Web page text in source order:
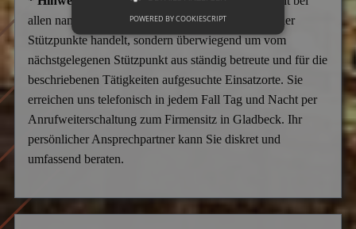
allen namentlich aufgeführten Städten um Büros oder
Stützpunkte handelt, sondern überwiegend um vom
nächstgelegenen Stützpunkt aus ständig betreute und für die
beschriebenen Tätigkeiten aufgesuchte Einsatzorte. Sie
erreichen uns telefonisch in jedem Fall Tag und Nacht per
Anrufweiterschaltung zum Firmensitz in Gladbeck. Ihr
persönlicher Ansprechpartner kann Sie diskret und
umfassend beraten.
POWERED BY COOKIESCRIPT